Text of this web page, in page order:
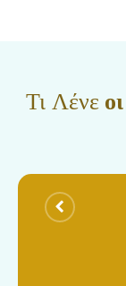
Τι Λένε